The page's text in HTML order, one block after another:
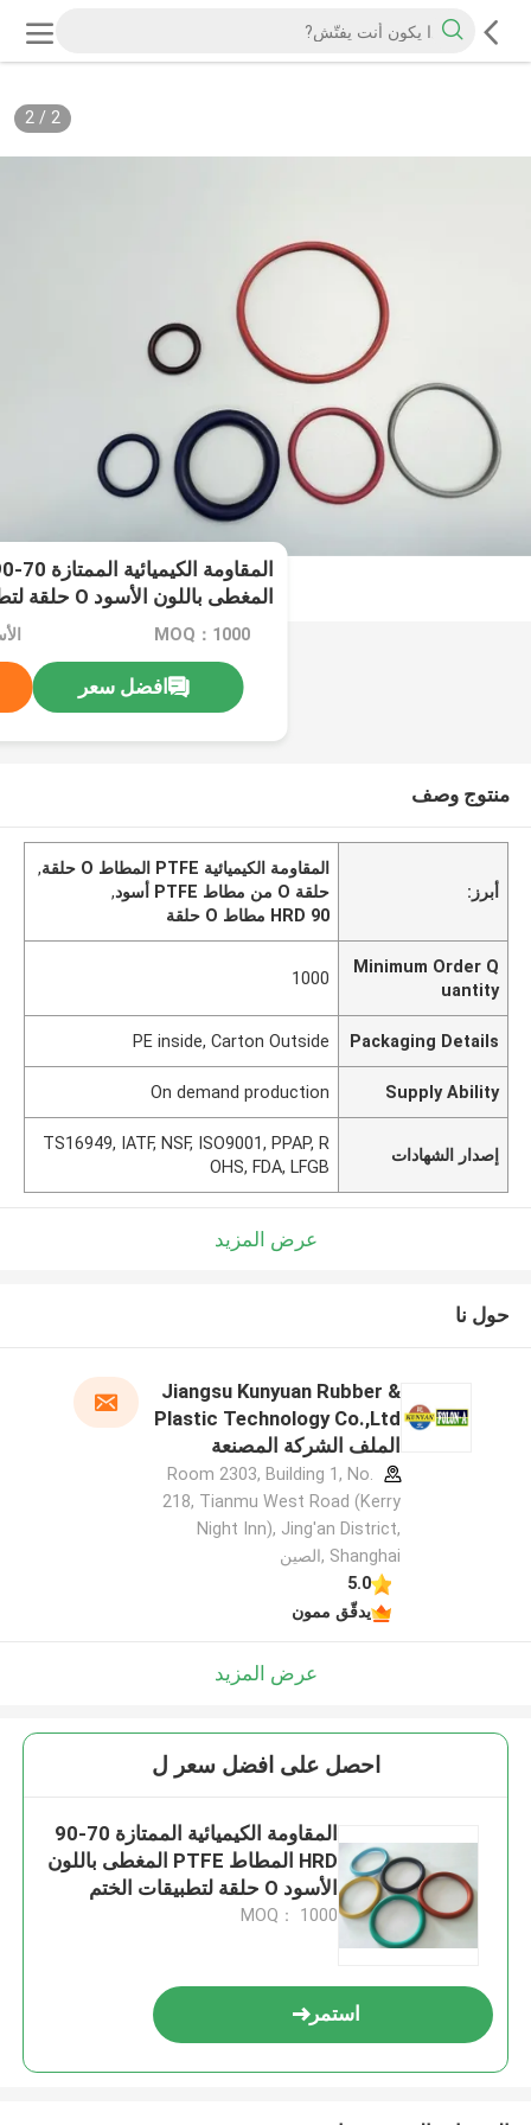
2
/
2
المغطى باللون الأسود O حلقة لتطبيقات الختم
MOQ：1000
افضل سعر
منتوج وصف
أبرز:
المقاومة الكيميائية PTFE المطاط O حلقة
,
حلقة O من مطاط PTFE أسود
,
90 HRD مطاط O حلقة
Minimum Order Q
uantity
1000
Packaging Details
PE inside, Carton Outside
Supply Ability
On demand production
إصدار الشهادات
TS16949, IATF, NSF, ISO9001, PPAP, R
OHS, FDA, LFGB
عرض المزيد
حول نا
Jiangsu Kunyuan Rubber &
Plastic Technology Co.,Ltd
الملف الشركة المصنعة
Room 2303, Building 1, No.
218, Tianmu West Road (Kerry
Night Inn), Jing'an District,
Shanghai ,الصين
5.0
يدقّق ممون
عرض المزيد
احصل على افضل سعر ل
المقاومة الكيميائية الممتازة 70-90
HRD المطاط PTFE المغطى باللون
الأسود O حلقة لتطبيقات الختم
MOQ： 1000
استمر